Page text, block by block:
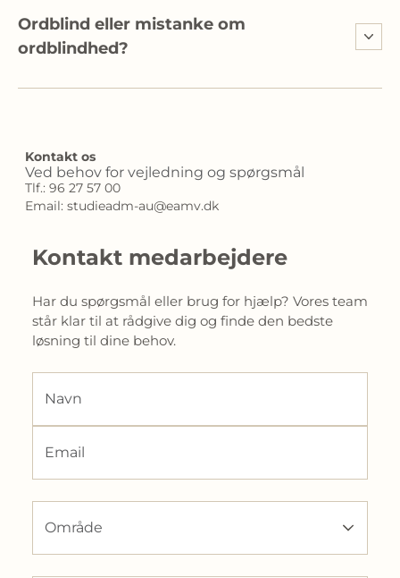
Ordblind eller mistanke om
ordblindhed?
Kontakt os
Ved behov for vejledning og spørgsmål
Tlf.: 96 27 57 00
Email: studieadm-au@eamv.dk
Kontakt medarbejdere
Har du spørgsmål eller brug for hjælp? Vores team
står klar til at rådgive dig og finde den bedste
løsning til dine behov.
Navn
Email
Område